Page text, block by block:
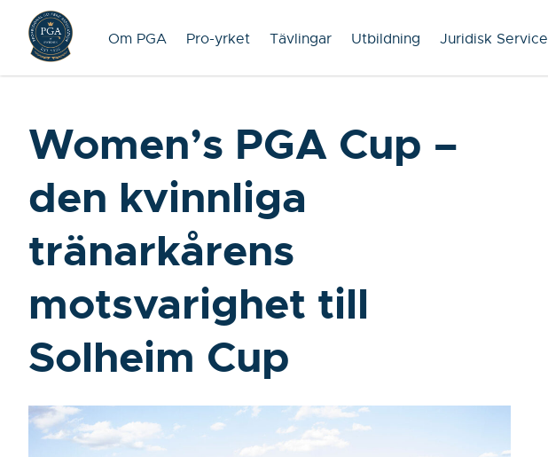
Om PGA Pro-yrket Tävlingar Utbildning Juridisk Service
Women’s PGA Cup –
den kvinnliga
tränarkårens
motsvarighet till
Solheim Cup